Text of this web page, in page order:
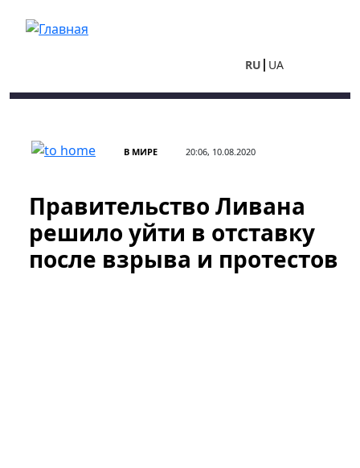
RU UA
В МИРЕ 20:06, 10.08.2020
Правительство Ливана
решило уйти в отставку
после взрыва и протестов